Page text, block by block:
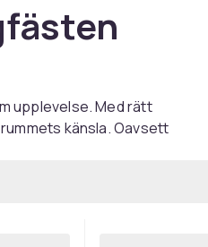
upplevelse. Med rätt
känsla. Oavsett